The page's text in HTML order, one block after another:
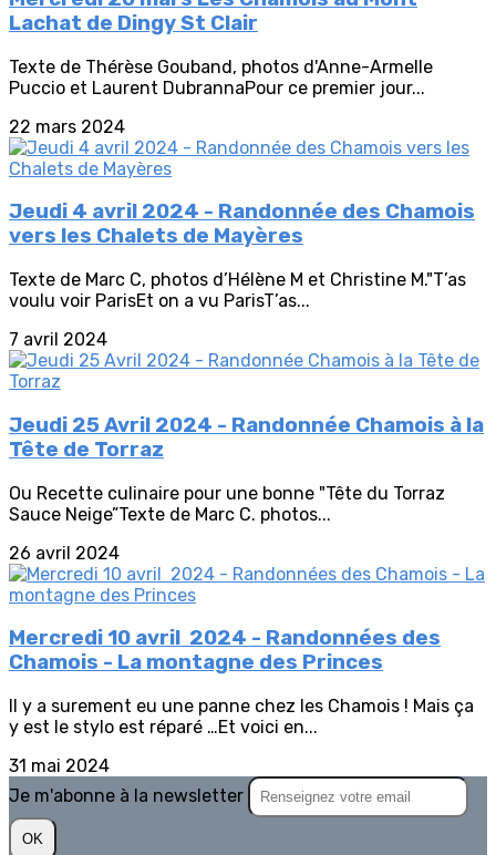
Lachat de Dingy St Clair
Texte de Thérèse Gouband, photos d'Anne-Armelle
Puccio et Laurent DubrannaPour ce premier jour...
22 mars 2024
Jeudi 4 avril 2024 - Randonnée des Chamois
vers les Chalets de Mayères
Texte de Marc C, photos d’Hélène M et Christine M."T’as
voulu voir ParisEt on a vu ParisT’as...
7 avril 2024
Jeudi 25 Avril 2024 - Randonnée Chamois à la
Tête de Torraz
Ou Recette culinaire pour une bonne "Tête du Torraz
Sauce Neige”Texte de Marc C. photos...
26 avril 2024
Mercredi 10 avril 2024 - Randonnées des
Chamois - La montagne des Princes
Il y a surement eu une panne chez les Chamois ! Mais ça
y est le stylo est réparé …Et voici en...
31 mai 2024
Je m'abonne à la newsletter
OK